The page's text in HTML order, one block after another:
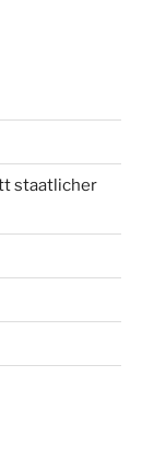
staatlicher